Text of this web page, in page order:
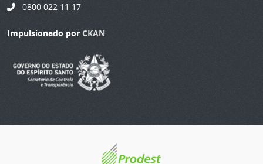
0800 022 11 17
Impulsionado por CKAN